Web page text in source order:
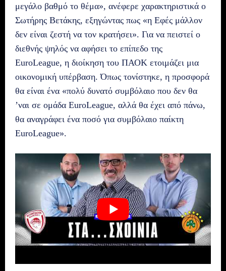
μεγάλο βαθμό το θέμα», ανέφερε χαρακτηριστικά ο
Σωτήρης Βετάκης, εξηγώντας πως «η Εφές μάλλον
δεν είναι ζεστή να τον κρατήσει». Για να πειστεί ο
διεθνής ψηλός να αφήσει το επίπεδο της
EuroLeague, η διοίκηση του ΠΑΟΚ ετοιμάζει μια
οικονομική υπέρβαση. Όπως τονίστηκε, η προσφορά
θα είναι ένα «πολύ δυνατό συμβόλαιο που δεν θα
’ναι σε ομάδα EuroLeague, αλλά θα έχει από πάνω,
θα αναγράφει ένα ποσό για συμβόλαιο παίκτη
EuroLeague».